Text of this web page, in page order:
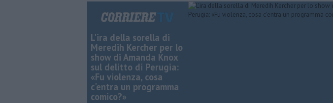
L'ira della sorella di
Meredih Kercher per lo
show di Amanda Knox
sul delitto di Perugia:
«Fu violenza, cosa
c'entra un programma
comico?»